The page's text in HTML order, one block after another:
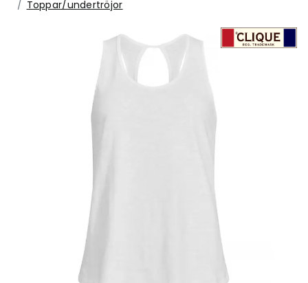
Toppar/undertröjor